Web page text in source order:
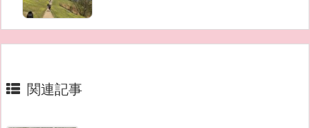
関連記事